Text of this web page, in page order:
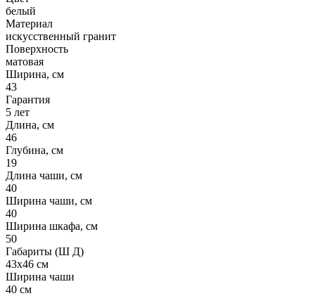
белый
Материал
искусственный гранит
Поверхность
матовая
Ширина, см
43
Гарантия
5 лет
Длина, см
46
Глубина, см
19
Длина чаши, см
40
Ширина чаши, см
40
Ширина шкафа, см
50
Габариты (Ш Д)
43x46 см
Ширина чаши
40 см